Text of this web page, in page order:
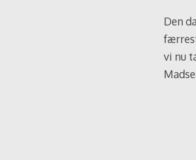
Den
vi nu